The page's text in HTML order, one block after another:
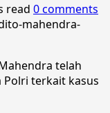
read 0 comments
telah
terkait kasus